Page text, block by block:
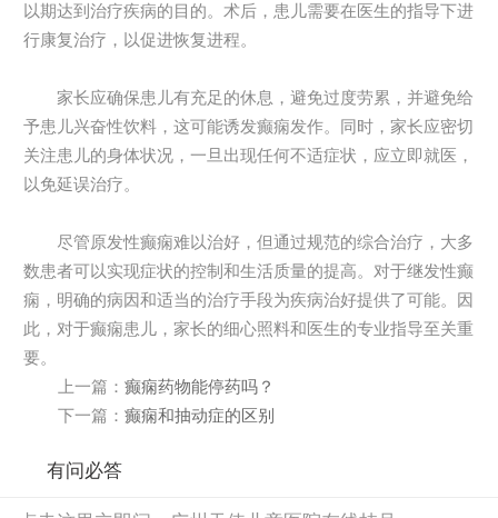
以期达到治疗疾病的目的。术后，患儿需要在医生的指导下进
行康复治疗，以促进恢复进程。
家长应确保患儿有充足的休息，避免过度劳累，并避免给
予患儿兴奋性饮料，这可能诱发癫痫发作。同时，家长应密切
关注患儿的身体状况，一旦出现任何不适症状，应立即就医，
以免延误治疗。
尽管原发性癫痫难以治好，但通过规范的综合治疗，大多
数患者可以实现症状的控制和生活质量的提高。对于继发性癫
痫，明确的病因和适当的治疗手段为疾病治好提供了可能。因
此，对于癫痫患儿，家长的细心照料和医生的专业指导至关重
要。
上一篇： 癫痫药物能停药吗？
下一篇： 癫痫和抽动症的区别
有问必答